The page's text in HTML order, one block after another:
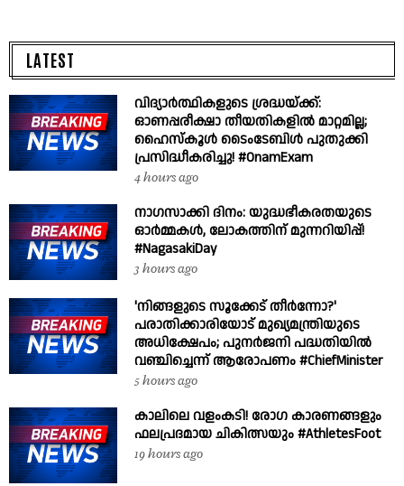
LATEST
വിദ്യാർത്ഥികളുടെ ശ്രദ്ധയ്ക്ക്:
ഓണപ്പരീക്ഷാ തീയതികളിൽ മാറ്റമില്ല;
ഹൈസ്കൂൾ ടൈംടേബിൾ പുതുക്കി
പ്രസിദ്ധീകരിച്ചു! #OnamExam
4 hours ago
നാഗസാക്കി ദിനം: യുദ്ധഭീകരതയുടെ
ഓർമ്മകൾ, ലോകത്തിന് മുന്നറിയിപ്പ്!
#NagasakiDay
3 hours ago
'നിങ്ങളുടെ സൂക്കേട് തീർന്നോ?'
പരാതിക്കാരിയോട് മുഖ്യമന്ത്രിയുടെ
അധിക്ഷേപം; പുനർജനി പദ്ധതിയിൽ
വഞ്ചിച്ചെന്ന് ആരോപണം #ChiefMinister
5 hours ago
കാലിലെ വളംകടി! രോഗ കാരണങ്ങളും
ഫലപ്രദമായ ചികിത്സയും #AthletesFoot
19 hours ago